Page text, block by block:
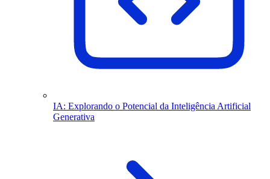
IA: Explorando o Potencial da Inteligência Artificial
Generativa